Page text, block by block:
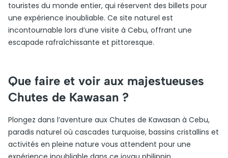
touristes du monde entier, qui réservent des billets pour
une expérience inoubliable. Ce site naturel est
incontournable lors d’une visite à Cebu, offrant une
escapade rafraîchissante et pittoresque.
Que faire et voir aux majestueuses
Chutes de Kawasan ?
Plongez dans l’aventure aux Chutes de Kawasan à Cebu,
paradis naturel où cascades turquoise, bassins cristallins et
activités en pleine nature vous attendent pour une